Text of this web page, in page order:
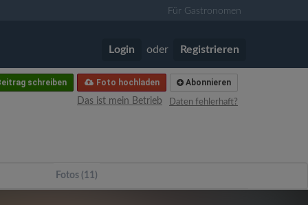
Für Gastronomen
Login oder Registrieren
Abonnieren
Foto hochladen
schreiben
Daten fehlerhaft?
Das ist mein Betrieb
Fotos (11)